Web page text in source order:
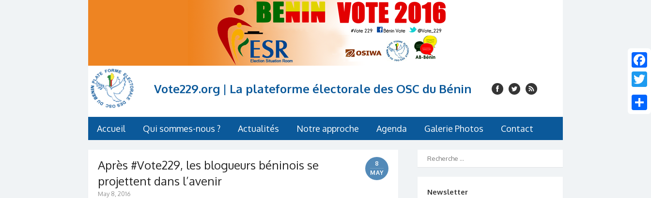
Vote229.org | La plateforme électorale des OSC du Bénin
Accueil Qui sommes-nous ? Actualités Notre approche Agenda Galerie Photos Contact
Après #Vote229, les blogueurs béninois se
projettent dans l’avenir
8
MAY
May 8, 2016 Newsletter